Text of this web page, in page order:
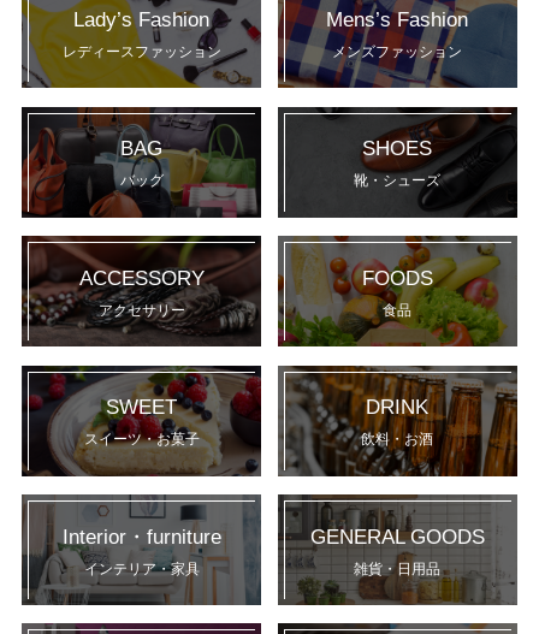
Lady’s Fashion
レディースファッション
Mens’s Fashion
メンズファッション
BAG
バッグ
SHOES
靴・シューズ
ACCESSORY
アクセサリー
FOODS
食品
SWEET
スイーツ・お菓子
DRINK
飲料・お酒
Interior・furniture
インテリア・家具
GENERAL GOODS
雑貨・日用品